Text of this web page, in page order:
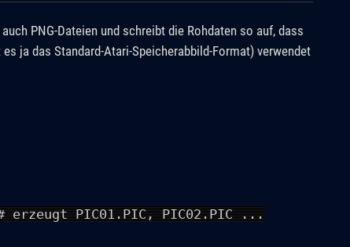
PNG-Dateien und schreibt die Rohdaten so auf, dass
ja das Standard-Atari-Speicherabbild-Format) verwendet
PIC01.PIC, PIC02.PIC ...